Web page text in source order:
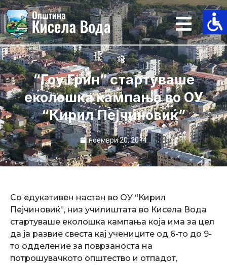
Skip
to
content
“Гоу Грин” стартуваше
еколошка кампања во ОУ
“Кирил Пејчиновиќ”
ноември 20, 2014
Со едукативен настан во ОУ “Кирил
Пејчиновиќ”, низ училиштата во Кисела Вода
стартуваше еколошка кампања која има за цел
да ја развие свеста кај учениците од 6-то до 9-
то одделение за поврзаноста на
потрошувачкото општество и отпадот,